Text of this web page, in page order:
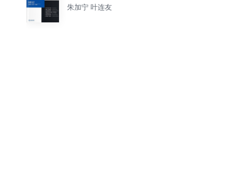
诉讼被害人代理与附带民事诉
朱加宁 叶连友